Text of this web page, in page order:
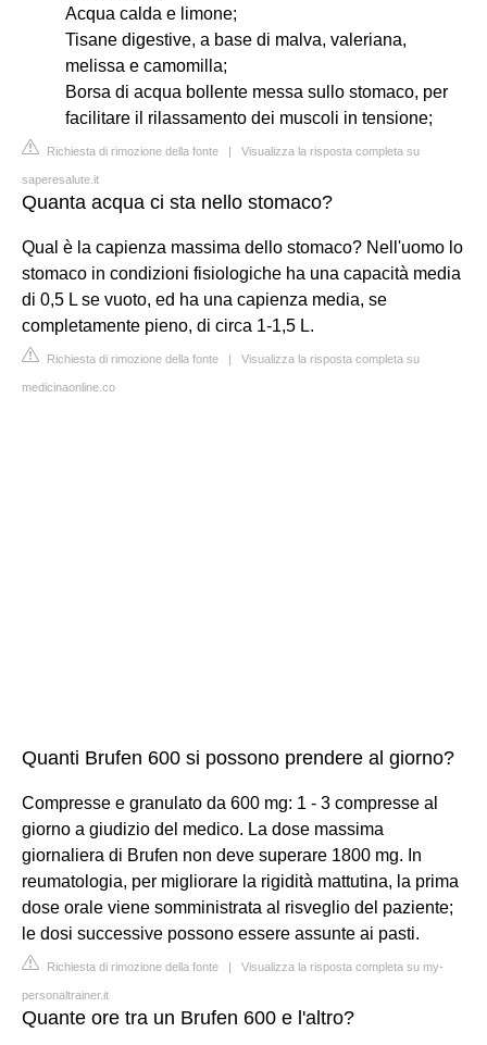
Acqua calda e limone;
Tisane digestive, a base di malva, valeriana,
melissa e camomilla;
Borsa di acqua bollente messa sullo stomaco, per
facilitare il rilassamento dei muscoli in tensione;
Richiesta di rimozione della fonte | Visualizza la risposta completa su
saperesalute.it
Quanta acqua ci sta nello stomaco?
Qual è la capienza massima dello stomaco? Nell'uomo lo
stomaco in condizioni fisiologiche ha una capacità media
di 0,5 L se vuoto, ed ha una capienza media, se
completamente pieno, di circa 1-1,5 L.
Richiesta di rimozione della fonte | Visualizza la risposta completa su
medicinaonline.co
Quanti Brufen 600 si possono prendere al giorno?
Compresse e granulato da 600 mg: 1 - 3 compresse al
giorno a giudizio del medico. La dose massima
giornaliera di Brufen non deve superare 1800 mg. In
reumatologia, per migliorare la rigidità mattutina, la prima
dose orale viene somministrata al risveglio del paziente;
le dosi successive possono essere assunte ai pasti.
Richiesta di rimozione della fonte | Visualizza la risposta completa su my-
personaltrainer.it
Quante ore tra un Brufen 600 e l'altro?